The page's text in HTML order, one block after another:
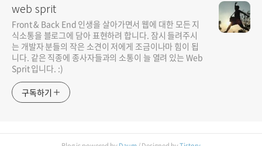
web sprit
Front & Back End 인생을 살아가면서 웹에 대한 모든 지
식소통을 블로그에 담아 표현하려 합니다. 잠시 들려주시
는 개발자 분들의 작은 소견이 저에게 조금이나마 힘이 됩
니다. 같은 직종에 종사자들과의 소통이 늘 열려 있는 Web
Sprit 입니다. :)
구독하기